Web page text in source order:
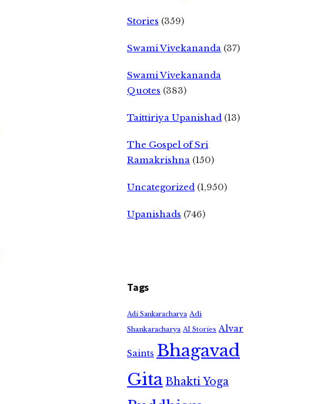
Stories (359)
Swami Vivekananda (37)
Swami Vivekananda
Quotes (383)
Taittiriya Upanishad (13)
The Gospel of Sri
Ramakrishna (150)
Uncategorized (1,950)
Upanishads (746)
Tags
Adi Sankaracharya Adi
Shankaracharya AI Stories Alvar
Saints Bhagavad
GitaBhakti Yoga